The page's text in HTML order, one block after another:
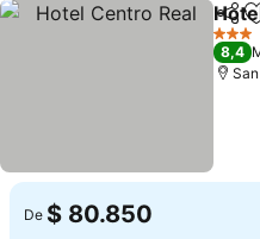
3
8,4
De $ 80.850